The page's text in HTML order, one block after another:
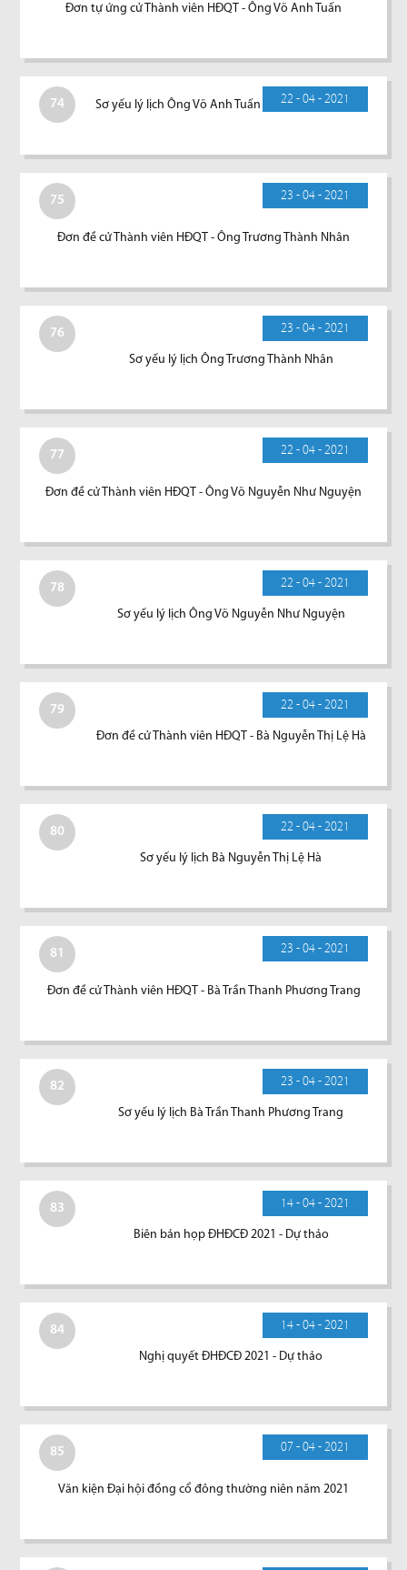
Đơn tự ứng cử Thành viên HĐQT - Ông Võ Anh Tuấn
74 22 - 04 - 2021
Sơ yếu lý lịch Ông Võ Anh Tuấn
75 23 - 04 - 2021
Đơn đề cử Thành viên HĐQT - Ông Trương Thành Nhân
76 23 - 04 - 2021
Sơ yếu lý lịch Ông Trương Thành Nhân
77 22 - 04 - 2021
Đơn đề cử Thành viên HĐQT - Ông Võ Nguyễn Như Nguyện
78 22 - 04 - 2021
Sơ yếu lý lịch Ông Võ Nguyễn Như Nguyện
79 22 - 04 - 2021
Đơn đề cử Thành viên HĐQT - Bà Nguyễn Thị Lệ Hà
80 22 - 04 - 2021
Sơ yếu lý lịch Bà Nguyễn Thị Lệ Hà
81 23 - 04 - 2021
Đơn đề cử Thành viên HĐQT - Bà Trần Thanh Phương Trang
82 23 - 04 - 2021
Sơ yếu lý lịch Bà Trần Thanh Phương Trang
83 14 - 04 - 2021
Biên bản họp ĐHĐCĐ 2021 - Dự thảo
84 14 - 04 - 2021
Nghị quyết ĐHĐCĐ 2021 - Dự thảo
85 07 - 04 - 2021
Văn kiện Đại hội đồng cổ đông thường niên năm 2021